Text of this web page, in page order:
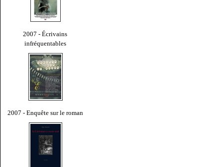
2007 - Écrivains
infréquentables
2007 - Enquête sur le roman